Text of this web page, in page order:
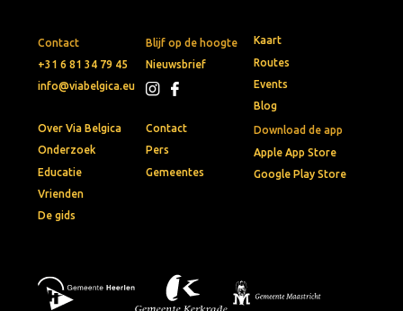
Contact
+31 6 81 34 79 45
info@viabelgica.eu
Blijf op de hoogte
Nieuwsbrief
Download de app
Apple App Store
Google Play Store
Kaart
Routes
Events
Blog
Over Via Belgica
Onderzoek
Educatie
Vrienden
De gids
Contact
Pers
Gemeentes